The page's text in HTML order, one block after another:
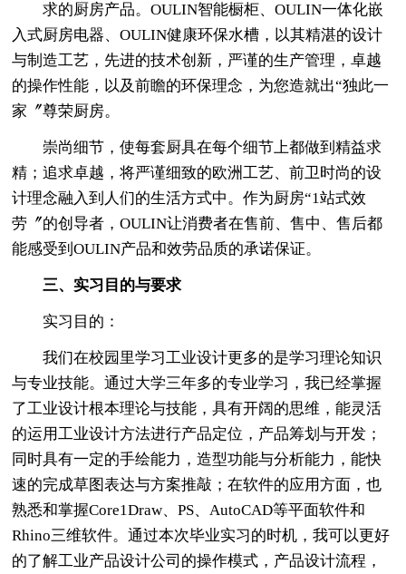
求的厨房产品。OULIN智能橱柜、OULIN一体化嵌
入式厨房电器、OULIN健康环保水槽，以其精湛的设计
与制造工艺，先进的技术创新，严谨的生产管理，卓越
的操作性能，以及前瞻的环保理念，为您造就出“独此一
家〞尊荣厨房。
崇尚细节，使每套厨具在每个细节上都做到精益求
精；追求卓越，将严谨细致的欧洲工艺、前卫时尚的设
计理念融入到人们的生活方式中。作为厨房“1站式效
劳〞的创导者，OULIN让消费者在售前、售中、售后都
能感受到OULIN产品和效劳品质的承诺保证。
三、实习目的与要求
实习目的：
我们在校园里学习工业设计更多的是学习理论知识
与专业技能。通过大学三年多的专业学习，我已经掌握
了工业设计根本理论与技能，具有开阔的思维，能灵活
的运用工业设计方法进行产品定位，产品筹划与开发；
同时具有一定的手绘能力，造型功能与分析能力，能快
速的完成草图表达与方案推敲；在软件的应用方面，也
熟悉和掌握Core1Draw、PS、AutoCAD等平面软件和
Rhino三维软件。通过本次毕业实习的时机，我可以更好
的了解工业产品设计公司的操作模式，产品设计流程，